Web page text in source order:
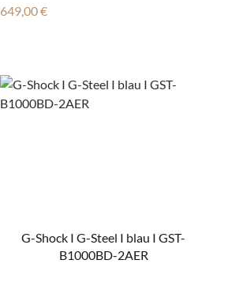
Regulärer Preis:
649,00 €
G-Shock I G-Steel I blau I GST-
B1000BD-2AER